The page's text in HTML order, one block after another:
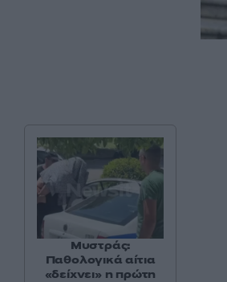
Μυστράς:
Παθολογικά αίτια
«δείχνει» η πρώτη